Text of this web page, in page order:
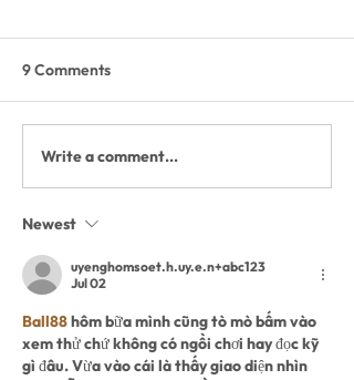
The Whitefish Trail
Hootenanny - Friday,
9 Comments
Write a comment...
Newest
uyenghomsoet.h.uy.e.n+abc123
Jul 02
Ball88 hôm bữa mình cũng tò mò bấm vào
xem thử chứ không có ngồi chơi hay đọc kỹ
gì đâu. Vừa vào cái là thấy giao diện nhìn